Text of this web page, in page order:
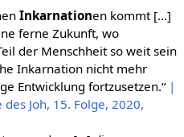
Inkarnationen kommt […]
ferne Zukunft, wo
der Menschheit so weit sein
Inkarnation nicht mehr
Entwicklung fortzusetzen.“ |
Joh, 15. Folge, 2020,